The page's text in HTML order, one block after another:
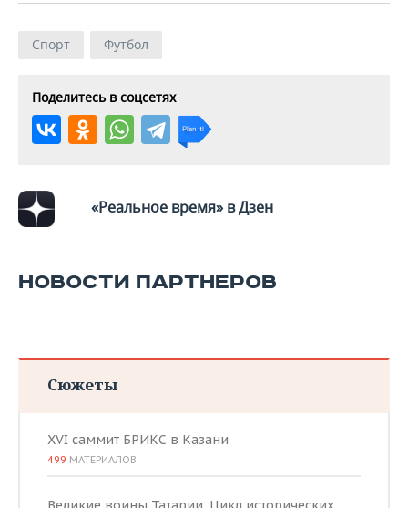
Спорт Футбол
Поделитесь в соцсетях
«Реальное время» в Дзен
НОВОСТИ ПАРТНЕРОВ
Сюжеты
XVI саммит БРИКС в Казани
499 МАТЕРИАЛОВ